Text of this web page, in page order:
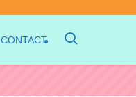
CONTACT